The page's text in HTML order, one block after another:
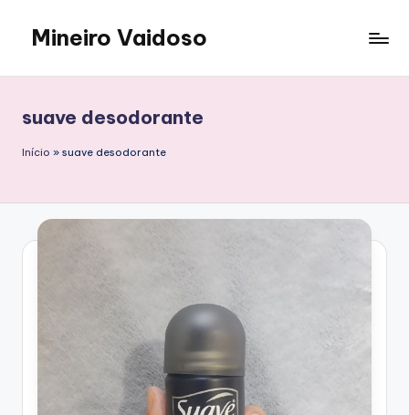
content
Mineiro Vaidoso
Autocuidado
e
Resenhas
suave desodorante
Início » suave desodorante